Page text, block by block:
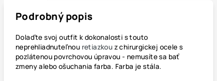
Podrobný popis
Dolaďte svoj outfit k dokonalosti s touto
neprehliadnuteľnou retiazkou z chirurgickej ocele s
pozlátenou povrchovou úpravou - nemusíte sa bať
zmeny alebo ošuchania farba. Farba je stála.